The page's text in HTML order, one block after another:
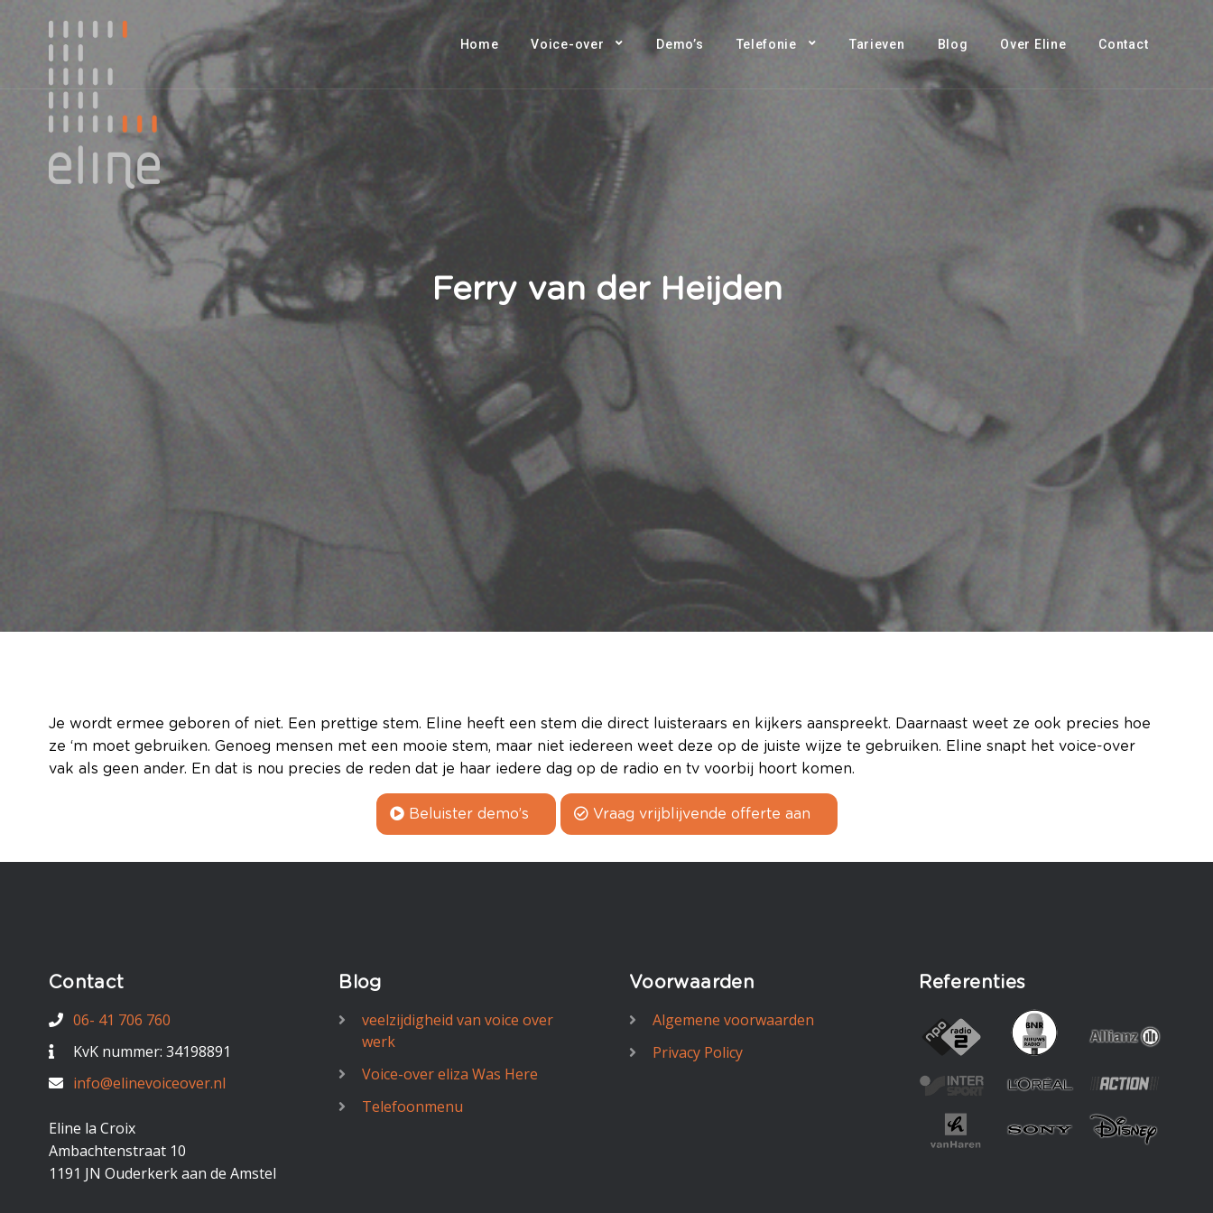
Home Voice-over Demo’s Telefonie Tarieven Blog Over Eline Contact
Ferry van der Heijden
Je wordt ermee geboren of niet. Een prettige stem. Eline heeft een stem die direct luisteraars en kijkers aanspreekt. Daarnaast weet ze ook precies hoe
ze ‘m moet gebruiken. Genoeg mensen met een mooie stem, maar niet iedereen weet deze op de juiste wijze te gebruiken. Eline snapt het voice-over
vak als geen ander. En dat is nou precies de reden dat je haar iedere dag op de radio en tv voorbij hoort komen.
Beluister demo’s Vraag vrijblijvende offerte aan
Contact
06- 41 706 760
KvK nummer: 34198891
info@elinevoiceover.nl
Eline la Croix
Ambachtenstraat 10
1191 JN Ouderkerk aan de Amstel
Blog
veelzijdigheid van voice over
werk
Voice-over eliza Was Here
Telefoonmenu
Voorwaarden
Algemene voorwaarden
Privacy Policy
Referenties